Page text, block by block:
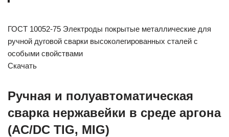
ГОСТ 10052-75 Электроды покрытые металлические для
ручной дуговой сварки высоколегированных сталей с
особыми свойствами
Скачать
Ручная и полуавтоматическая
сварка нержавейки в среде аргона
(AC/DC TIG, MIG)